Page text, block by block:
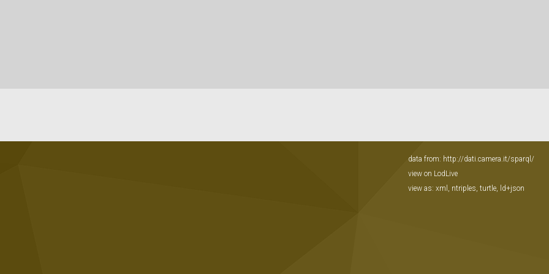
data from: http://dati.camera.it/sparql/
view on LodLive
view as: xml , ntriples, turtle, ld+json